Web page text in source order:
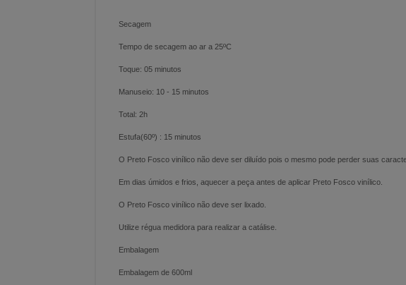
Secagem
Tempo de secagem ao ar
Toque: 05
Manuseio: 10 - 15
Total: 2h
Estufa(60º) : 15 minutos
O Preto Fosco vinílico não deve ser diluído pois o mesmo pode perder suas
Em dias úmidos e frios, aquecer a peça antes de aplicar Preto Fosco vinílico.
O Preto Fosco vinílico não deve ser lixado.
Utilize régua medidora para realizar a catálise.
Embalagem
Embalagem de 600ml